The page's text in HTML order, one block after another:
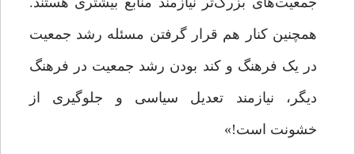
همچنین کنار هم قرار گرفتن مسئله رشد جمعیت
در یک فرهنگ و کند بودن رشد جمعیت در فرهنگ
دیگر، نیازمند تعدیل سیاسى و جلوگیرى از
خشونت است!»